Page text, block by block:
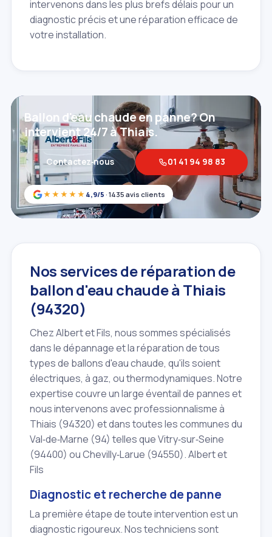
intervenons dans les plus brefs délais pour un
diagnostic précis et une réparation efficace de
votre installation.
★★★★★ 4,9/5 · 1435 avis clients
Ballon d'eau chaude en panne? On
intervient 24/7 à Thiais.
Contactez‑nous 01 41 94 98 83
Nos services de réparation de
ballon d'eau chaude à Thiais
(94320)
Chez Albert et Fils, nous sommes spécialisés
dans le dépannage et la réparation de tous
types de ballons d'eau chaude, qu'ils soient
électriques, à gaz, ou thermodynamiques. Notre
expertise couvre un large éventail de pannes et
nous intervenons avec professionnalisme à
Thiais (94320) et dans toutes les communes du
Val‑de‑Marne (94) telles que Vitry‑sur‑Seine
(94400) ou Chevilly‑Larue (94550). Albert et
Fils
Diagnostic et recherche de panne
La première étape de toute intervention est un
diagnostic rigoureux. Nos techniciens sont